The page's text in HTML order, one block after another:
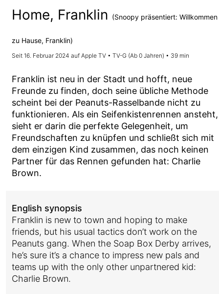
Home, Franklin (Snoopy präsentiert: Willkommen
zu Hause, Franklin)
Seit 16. Februar 2024 auf Apple TV • TV-G (Ab 0 Jahren) • 39 min
Franklin ist neu in der Stadt und hofft, neue
Freunde zu finden, doch seine übliche Methode
scheint bei der Peanuts-Rasselbande nicht zu
funktionieren. Als ein Seifenkistenrennen ansteht,
sieht er darin die perfekte Gelegenheit, um
Freundschaften zu knüpfen und schließt sich mit
dem einzigen Kind zusammen, das noch keinen
Partner für das Rennen gefunden hat: Charlie
Brown.
English synopsis
Franklin is new to town and hoping to make
friends, but his usual tactics don’t work on the
Peanuts gang. When the Soap Box Derby arrives,
he’s sure it’s a chance to impress new pals and
teams up with the only other unpartnered kid:
Charlie Brown.